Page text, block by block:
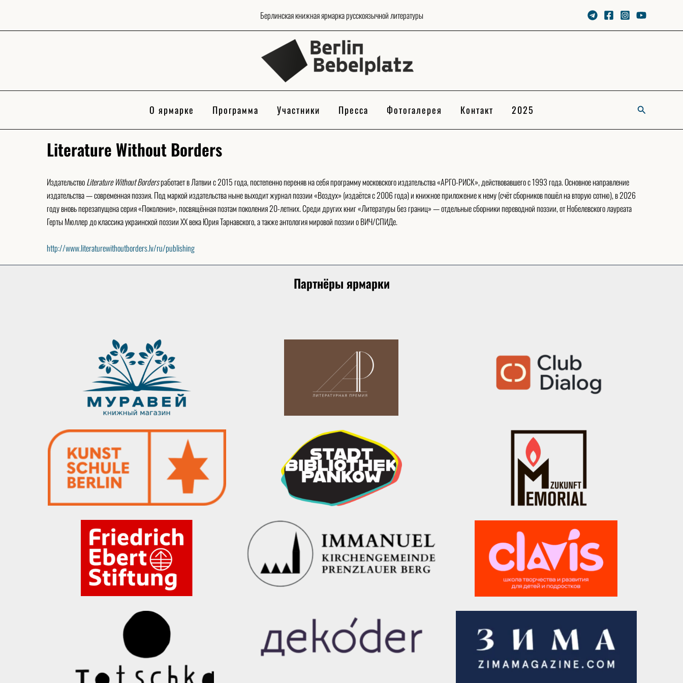
content
Берлинская книжная ярмарка русскоязычной литературы
О ярмарке Программа Участники Пресса Фотогалерея Контакт 2025 Search
Literature Without Borders
ИздательствоLiterature Without Bordersработает в Латвии с 2015 года, постепенно переняв на себя программу московского издательства «АРГО-РИСК», действовавшего с 1993 года. Основное направление
издательства — современная поэзия. Под маркой издательства ныне выходит журнал поэзии «Воздух» (издаётся с 2006 года) и книжное приложение к нему (счёт сборников пошёл на вторую сотню), в 2026
году вновь перезапущена серия «Поколение», посвящённая поэтам поколения 20-летних. Среди других книг «Литературы без границ» — отдельные сборники переводной поэзии, от Нобелевского лауреата
Герты Мюллер до классика украинской поэзии XX века Юрия Тарнавского, а также антология мировой поэзии о ВИЧ/СПИДе.
http://www.literaturewithoutborders.lv/ru/publishing
Партнёры ярмарки